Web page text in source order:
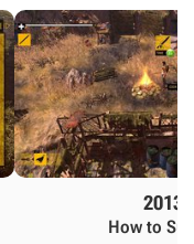
2013
How to